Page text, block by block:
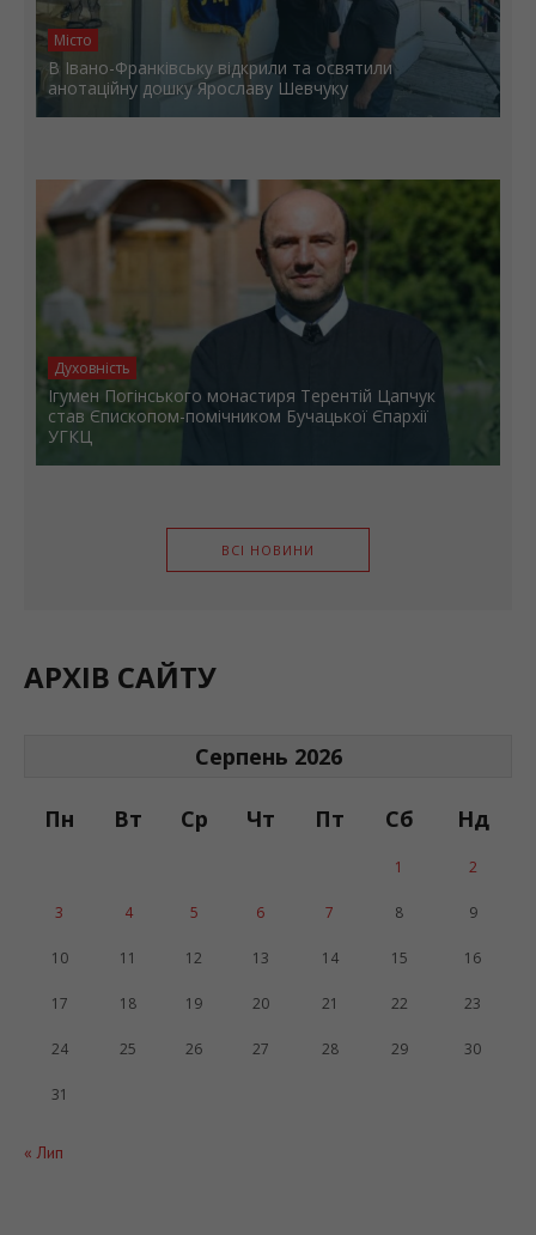
Місто
В Івано-Франківську відкрили та освятили
анотаційну дошку Ярославу Шевчуку
Духовність
Ігумен Погінського монастиря Терентій Цапчук
став Єпископом-помічником Бучацької Єпархії
УГКЦ
ВСІ НОВИНИ
АРХІВ САЙТУ
Серпень 2026
Пн Вт Ср Чт Пт Сб Нд
« Лип
1 2
3 4 5 6 7 8 9
10 11 12 13 14 15 16
17 18 19 20 21 22 23
24 25 26 27 28 29 30
31